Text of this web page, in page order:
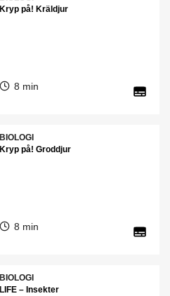
Kryp på! Kräldjur
8 min
BIOLOGI
Kryp på! Groddjur
8 min
BIOLOGI
LIFE – Insekter